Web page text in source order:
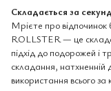
Складається за
Мрієте про відпочинок
ROLLSTER — це
підхід до подорожей і
складання, натхненній
використання всього за